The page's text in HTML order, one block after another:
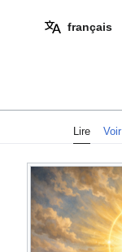
français
Lire